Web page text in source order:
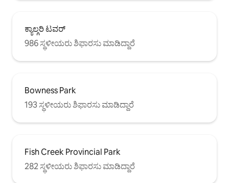
ಕ್ಯಾಲ್ಗರಿ ಟವರ್
986 ಸ್ಥಳೀಯರು ಶಿಫಾರಸು ಮಾಡಿದ್ದಾರೆ
Bowness Park
193 ಸ್ಥಳೀಯರು ಶಿಫಾರಸು ಮಾಡಿದ್ದಾರೆ
Fish Creek Provincial Park
282 ಸ್ಥಳೀಯರು ಶಿಫಾರಸು ಮಾಡಿದ್ದಾರೆ